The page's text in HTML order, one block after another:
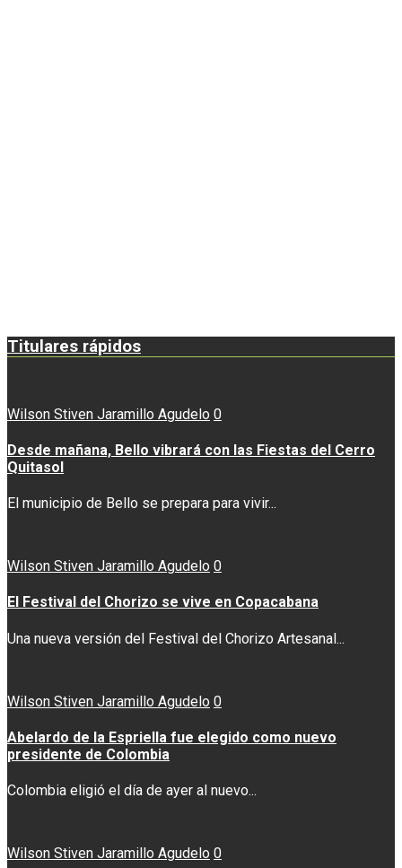
Titulares rápidos
Wilson Stiven Jaramillo Agudelo 0
Desde mañana, Bello vibrará con las Fiestas del Cerro
Quitasol
El municipio de Bello se prepara para vivir...
Wilson Stiven Jaramillo Agudelo 0
El Festival del Chorizo se vive en Copacabana
Una nueva versión del Festival del Chorizo Artesanal...
Wilson Stiven Jaramillo Agudelo 0
Abelardo de la Espriella fue elegido como nuevo
presidente de Colombia
Colombia eligió el día de ayer al nuevo...
Wilson Stiven Jaramillo Agudelo 0